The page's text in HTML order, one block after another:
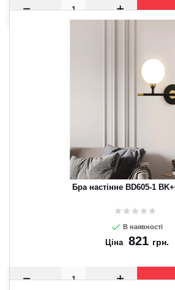
Бра настінне BD605-1
В наявності
Ціна 821 грн.